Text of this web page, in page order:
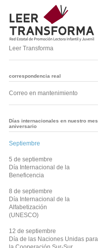
Leer Transforma
correspondencia real
Correo en mantenimiento
Días internacionales en nuestro mes
aniversario
Septiembre
5 de septiembre
Día Internacional de la
Beneficencia
8 de septiembre
Día Internacional de la
Alfabetización
(UNESCO)
12 de septiembre
Día de las Naciones Unidas para